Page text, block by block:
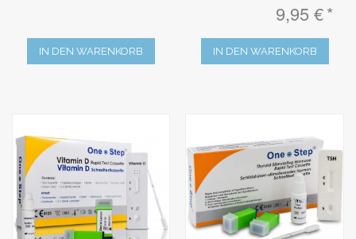
IN DEN WARENKORB
9,95 €
IN DEN WARENKORB